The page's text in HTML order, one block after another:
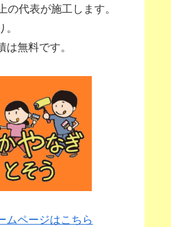
の代表が施工します。
は無料です。
ムページはこちら